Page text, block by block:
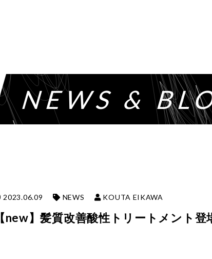
NEWS &
2023.06.09 NEWS KOUTA EIKAWA
【new】髪質改善酸性トリートメント登